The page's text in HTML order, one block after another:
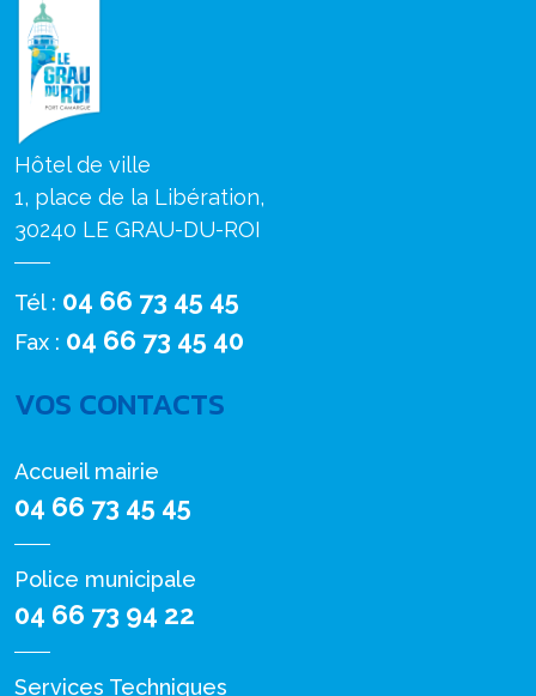
Hôtel de ville
1, place de la Libération,
30240 LE GRAU-DU-ROI
Tél : 04 66 73 45 45
Fax : 04 66 73 45 40
VOS CONTACTS
Accueil mairie
04 66 73 45 45
Police municipale
04 66 73 94 22
Services Techniques